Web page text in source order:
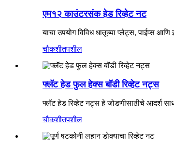
एम१२ काउंटरसंक हेड रिव्हेट नट
याचा उपयोग विविध धातूच्या प्लेट्स, पाईप्स आणि
चौकशीतपशील
फ्लॅट हेड फुल हेक्स बॉडी रिव्हेट नट्स
फ्लॅट हेड रिव्हेट नट्स हे जोडणीसाठीचे आदर्श
चौकशीतपशील